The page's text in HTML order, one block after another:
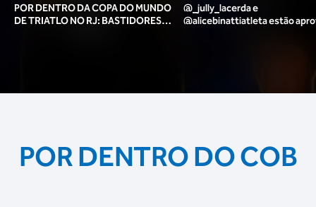
POR DENTRO DA COPA DO MUNDO
DE TRIATLO NO RJ: BASTIDORES,
@_jully_lacerda​ e
@alicebinattiatleta​ estão
POR DENTRO DO COB